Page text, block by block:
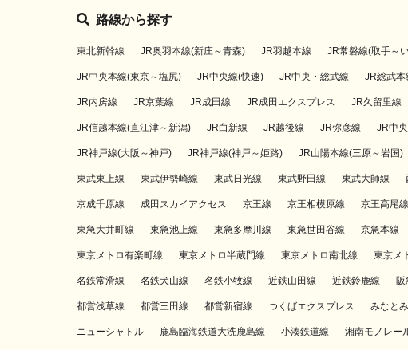
路線から探す
東北新幹線 JR奥羽本線(新庄～青森) JR羽越本線 JR常磐線(取手～
JR中央本線(東京～塩尻) JR中央線(快速) JR中央・総武線 JR総武本
JR内房線 JR京葉線 JR成田線 JR成田エクスプレス JR久留里線
JR信越本線(直江津～新潟) JR白新線 JR越後線 JR弥彦線 JR中
JR神戸線(大阪～神戸) JR神戸線(神戸～姫路) JR山陽本線(三原～岩国)
東武東上線 東武伊勢崎線 東武日光線 東武野田線 東武大師線
京成千原線 成田スカイアクセス 京王線 京王相模原線 京王高尾線
東急大井町線 東急池上線 東急多摩川線 東急世田谷線 京急本線
東京メトロ有楽町線 東京メトロ半蔵門線 東京メトロ南北線 東京メ
名鉄常滑線 名鉄犬山線 名鉄小牧線 近鉄山田線 近鉄鈴鹿線 阪
都営浅草線 都営三田線 都営新宿線 つくばエクスプレス みなと
ニューシャトル 鹿島臨海鉄道大洗鹿島線 小湊鉄道線 湘南モノレー